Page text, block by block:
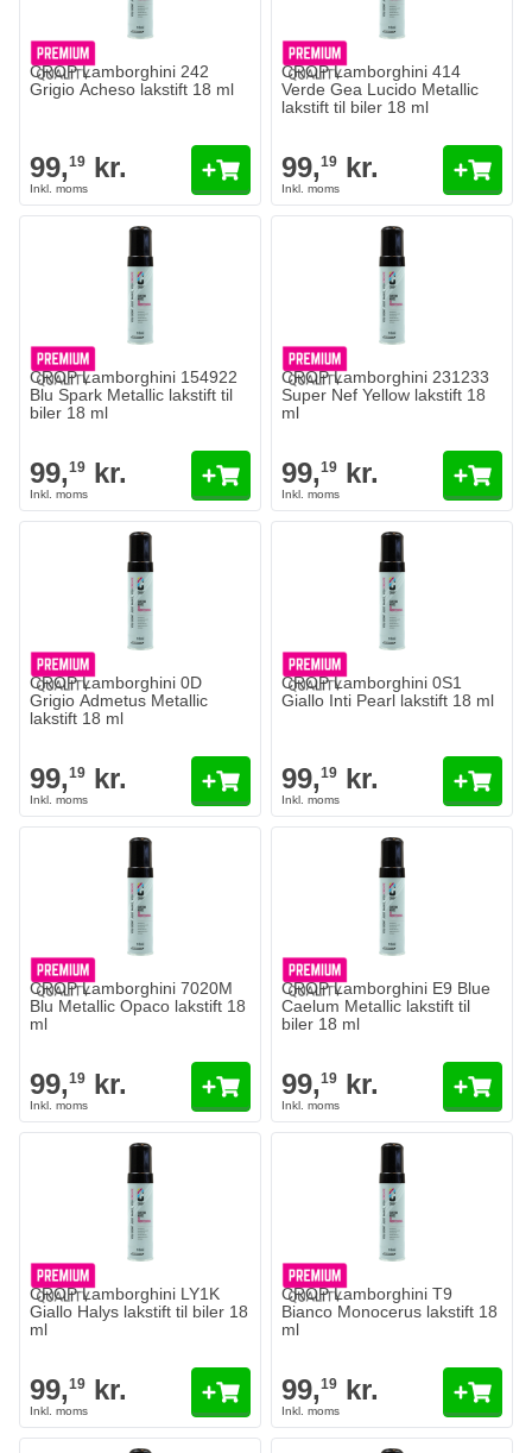
CROP Lamborghini 242
Grigio Acheso lakstift 18 ml
99,19 kr.
CROP Lamborghini 414
Verde Gea Lucido Metallic
lakstift til biler 18 ml
99,19 kr.
CROP Lamborghini 154922
Blu Spark Metallic lakstift til
biler 18 ml
99,19 kr.
CROP Lamborghini 231233
Super Nef Yellow lakstift 18
ml
99,19 kr.
CROP Lamborghini 0D
Grigio Admetus Metallic
lakstift 18 ml
99,19 kr.
CROP Lamborghini 0S1
Giallo Inti Pearl lakstift 18 ml
99,19 kr.
CROP Lamborghini 7020M
Blu Metallic Opaco lakstift 18
ml
99,19 kr.
CROP Lamborghini E9 Blue
Caelum Metallic lakstift til
biler 18 ml
99,19 kr.
CROP Lamborghini LY1K
Giallo Halys lakstift til biler 18
ml
99,19 kr.
CROP Lamborghini T9
Bianco Monocerus lakstift 18
ml
99,19 kr.